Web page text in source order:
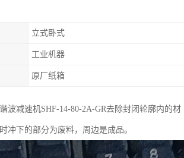
立式卧式
工业机器
原厂纸箱
减速机SHF-14-80-2A-GR去除封闭轮廓内的材
冲下的部分为废料，周边是成品。